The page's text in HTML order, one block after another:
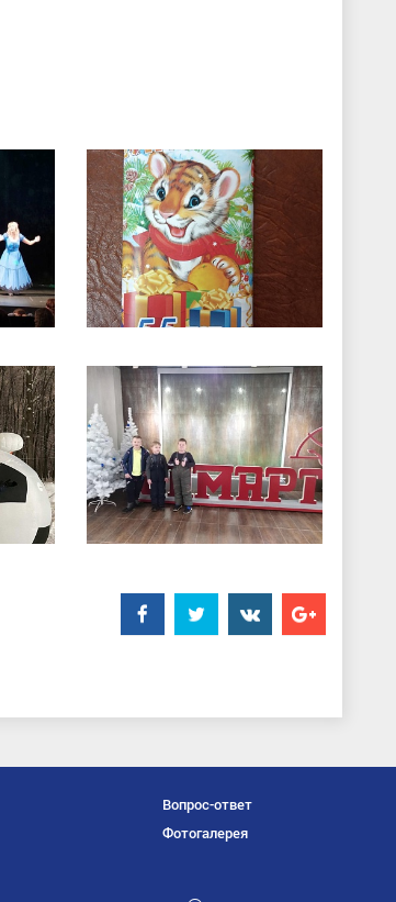
FacebookTwitter���������
Google+
Вопрос-ответ
Фотогалерея